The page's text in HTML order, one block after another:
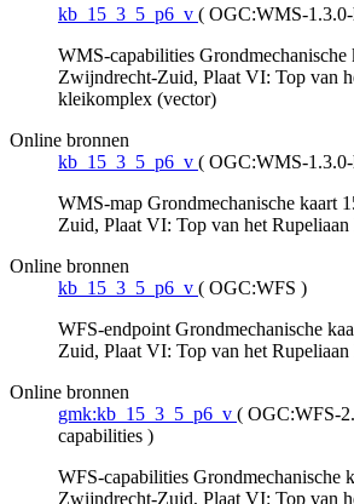
kb_15_3_5_p6_v ( OGC:WMS-
WMS-capabilities Grondmechanische
Zwijndrecht-Zuid, Plaat VI: Top van
kleikomplex (vector)
Online bronnen
kb_15_3_5_p6_v ( OGC:WMS-
WMS-map Grondmechanische kaart
Zuid, Plaat VI: Top van het
Online bronnen
kb_15_3_5_p6_v ( OGC:WFS )
WFS-endpoint Grondmechanische
Zuid, Plaat VI: Top van het
Online bronnen
gmk:kb_15_3_5_p6_v ( OGC:WFS-
capabilities )
WFS-capabilities Grondmechanische
Zwijndrecht-Zuid, Plaat VI: Top van